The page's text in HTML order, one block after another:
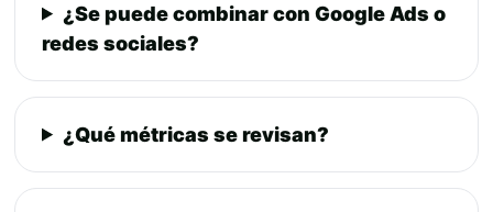
¿Se puede combinar con Google Ads o
redes sociales?
¿Qué métricas se revisan?